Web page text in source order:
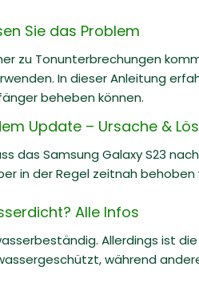
Sie das Problem
zu Tonunterbrechungen
In dieser Anleitung
beheben können.
Update – Ursache &
das Samsung Galaxy S23
in der Regel zeitnah behoben
Alle Infos
Allerdings ist
während